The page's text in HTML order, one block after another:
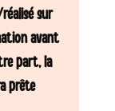
sur
avant
part, la
prête